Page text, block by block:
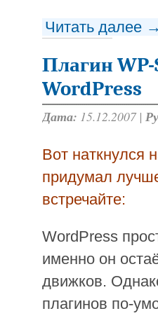
Читать далее →
Плагин WP-
WordPress
Дата: 15.12.2007 |
Вот наткнулся
придумал
встречайте:
WordPress
именно он
движков.
плагинов по-